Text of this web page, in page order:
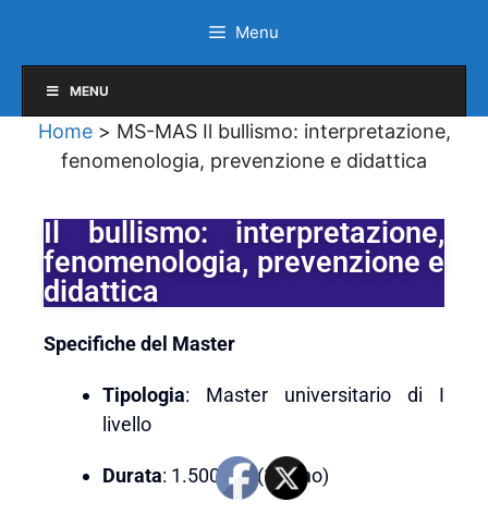
Menu
MENU
Home > MS-MAS Il bullismo: interpretazione,
fenomenologia, prevenzione e didattica
Il bullismo: interpretazione,
fenomenologia, prevenzione e
didattica
Specifiche del Master
Tipologia: Master universitario di I
livello
Durata: 1.500 ore (1 anno)